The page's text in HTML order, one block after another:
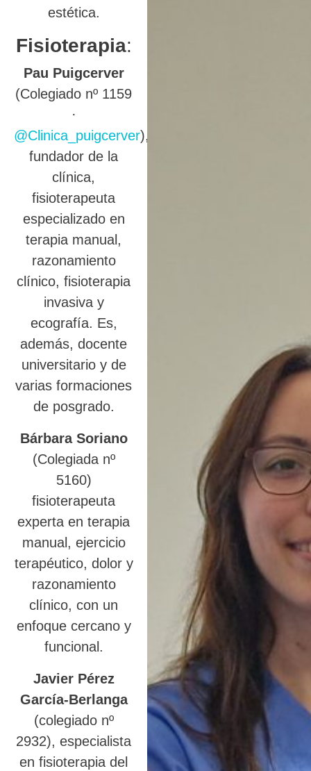
estética.
Fisioterapia:
Pau Puigcerver
(Colegiado nº 1159
·
@Clinica_puigcerver),
fundador de la
clínica,
fisioterapeuta
especializado en
terapia manual,
razonamiento
clínico, fisioterapia
invasiva y
ecografía. Es,
además, docente
universitario y de
varias formaciones
de posgrado.
Bárbara Soriano
(Colegiada nº
5160)
fisioterapeuta
experta en terapia
manual, ejercicio
terapéutico, dolor y
razonamiento
clínico, con un
enfoque cercano y
funcional.
Javier Pérez
García-Berlanga
(colegiado nº
2932), especialista
en fisioterapia del